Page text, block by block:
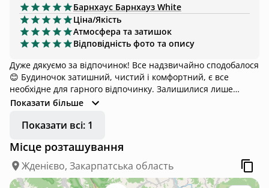
Барнхаус Барнхауз White
Ціна/Якість
Атмосфера та затишок
Відповідність фото та опису
Дуже дякуємо за відпочинок! Все надзвичайно сподобалося
😊 Будиночок затишний, чистий і комфортний, є все
необхідне для гарного відпочинку. Залишилися лише
позитивні враження🤍
Показати більше
Показати всі: 1
Місце розташування
Жденієво, Закарпатська область